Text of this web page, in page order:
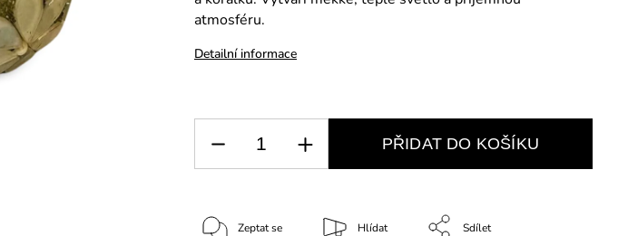
atmosféru.
Detailní informace
PŘIDAT DO KOŠÍKU
Zeptat se Hlídat Sdílet